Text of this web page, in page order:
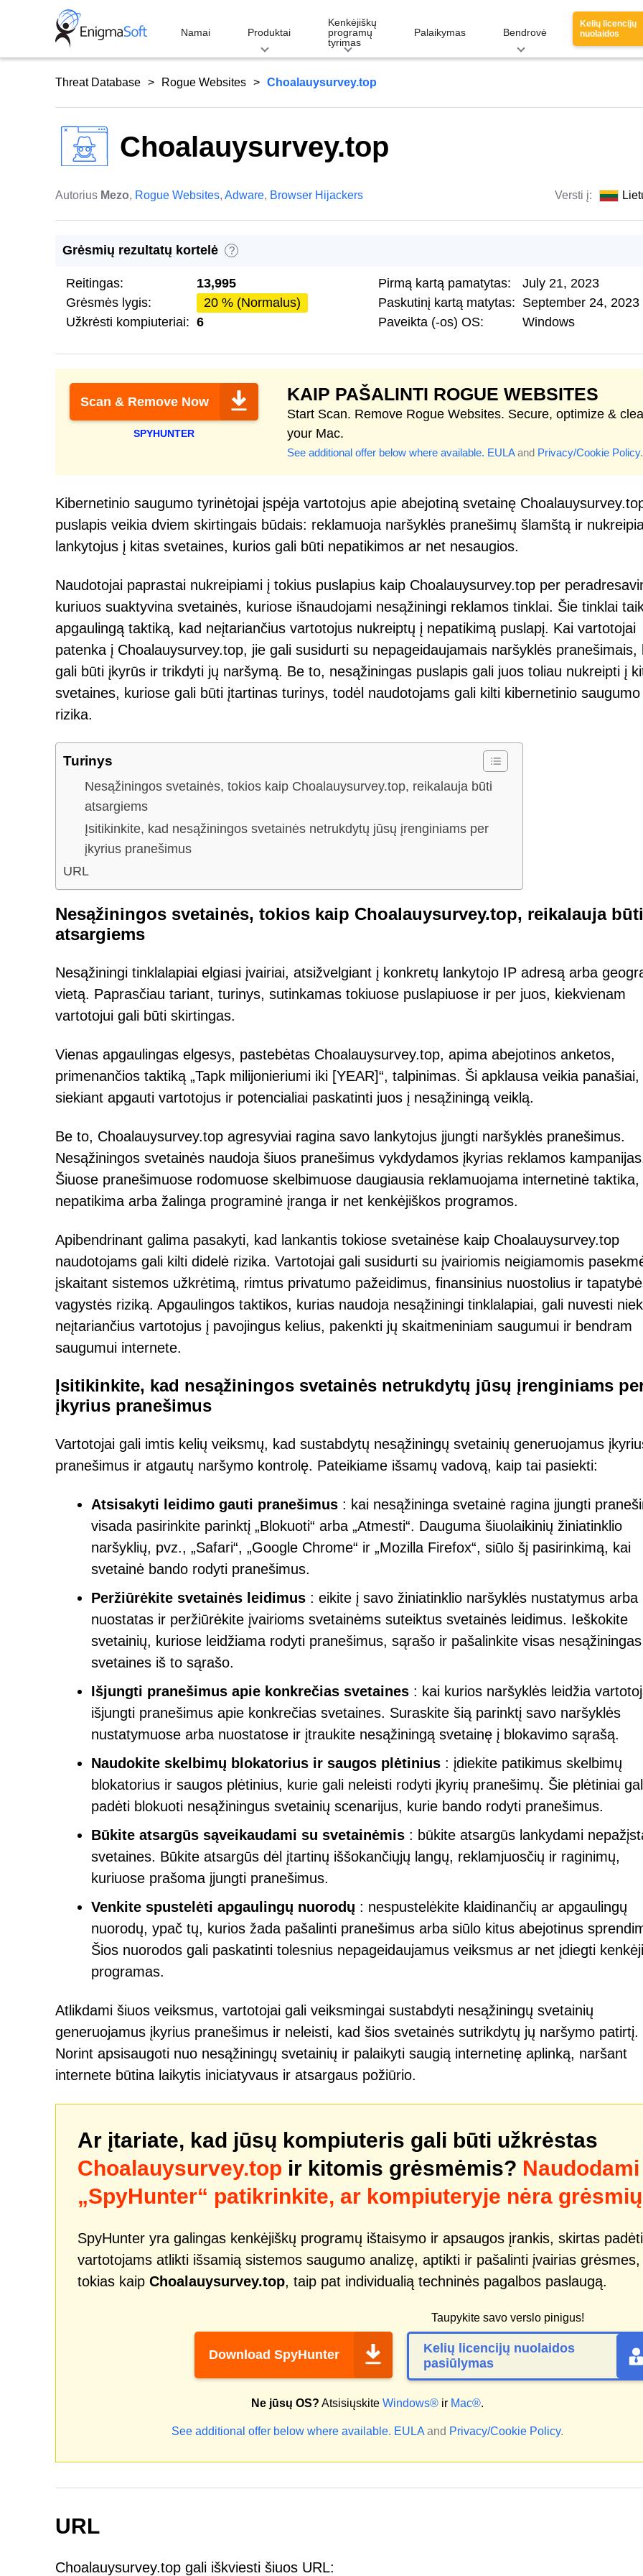
Namai Produktai
Kenkėjiškų
programų
tyrimas
Palaikymas Bendrovė
Kelių licencijų
nuolaidos
Threat Database Rogue Websites Choalauysurvey.top
Choalauysurvey.top
Autorius Mezo, Rogue Websites, Adware, Browser Hijackers Versti į:
Grėsmių rezultatų kortelė ?
Reitingas:
13,995
Grėsmės lygis:
20 % (Normalus)
Užkrėsti kompiuteriai: 6
Pirmą kartą pamatytas:
July 21, 2023
Paskutinį kartą matytas: September 24, 2023
Paveikta (-os) OS:
Windows
Scan & Remove Now
SPYHUNTER
KAIP PAŠALINTI ROGUE WEBSITES
Start Scan. Remove Rogue Websites. Secure, optimize &
your Mac.
See additional offer below where available. EULAand Privacy/Cookie Policy.
Kibernetinio saugumo tyrinėtojai įspėja vartotojus apie abejotiną svetainę
puslapis veikia dviem skirtingais būdais: reklamuoja naršyklės pranešimų šlamštą ir
lankytojus į kitas svetaines, kurios gali būti nepatikimos ar net nesaugios.
Naudotojai paprastai nukreipiami į tokius puslapius kaip Choalauysurvey.top per
kuriuos suaktyvina svetainės, kuriose išnaudojami nesąžiningi reklamos tinklai. Šie tinklai
apgaulingą taktiką, kad neįtariančius vartotojus nukreiptų į nepatikimą puslapį. Kai vartotojai
patenka į Choalauysurvey.top, jie gali susidurti su nepageidaujamais naršyklės pranešimais,
gali būti įkyrūs ir trikdyti jų naršymą. Be to, nesąžiningas puslapis gali juos toliau nukreipti į
svetaines, kuriose gali būti įtartinas turinys, todėl naudotojams gali kilti kibernetinio saugumo
rizika.
Turinys
Nesąžiningos svetainės, tokios kaip Choalauysurvey.top, reikalauja būti
atsargiems
Įsitikinkite, kad nesąžiningos svetainės netrukdytų jūsų įrenginiams per
įkyrius pranešimus
URL
Nesąžiningos svetainės, tokios kaip Choalauysurvey.top, reikalauja būti
atsargiems
Nesąžiningi tinklalapiai elgiasi įvairiai, atsižvelgiant į konkretų lankytojo IP adresą arba
vietą. Paprasčiau tariant, turinys, sutinkamas tokiuose puslapiuose ir per juos, kiekvienam
vartotojui gali būti skirtingas.
Vienas apgaulingas elgesys, pastebėtas Choalauysurvey.top, apima abejotinos anketos,
primenančios taktiką „Tapk milijonieriumi iki [YEAR]“, talpinimas. Ši apklausa veikia panašiai,
siekiant apgauti vartotojus ir potencialiai paskatinti juos į nesąžiningą veiklą.
Be to, Choalauysurvey.top agresyviai ragina savo lankytojus įjungti naršyklės pranešimus.
Nesąžiningos svetainės naudoja šiuos pranešimus vykdydamos įkyrias reklamos
Šiuose pranešimuose rodomuose skelbimuose daugiausia reklamuojama internetinė taktika,
nepatikima arba žalinga programinė įranga ir net kenkėjiškos programos.
Apibendrinant galima pasakyti, kad lankantis tokiose svetainėse kaip Choalauysurvey.top
naudotojams gali kilti didelė rizika. Vartotojai gali susidurti su įvairiomis neigiamomis
įskaitant sistemos užkrėtimą, rimtus privatumo pažeidimus, finansinius nuostolius ir
vagystės riziką. Apgaulingos taktikos, kurias naudoja nesąžiningi tinklalapiai, gali nuvesti
neįtariančius vartotojus į pavojingus kelius, pakenkti jų skaitmeniniam saugumui ir bendram
saugumui internete.
Įsitikinkite, kad nesąžiningos svetainės netrukdytų jūsų įrenginiams
įkyrius pranešimus
Vartotojai gali imtis kelių veiksmų, kad sustabdytų nesąžiningų svetainių generuojamus
pranešimus ir atgautų naršymo kontrolę. Pateikiame išsamų vadovą, kaip tai pasiekti:
Atsisakyti leidimo gauti pranešimus : kai nesąžininga svetainė ragina įjungti
visada pasirinkite parinktį „Blokuoti“ arba „Atmesti“. Dauguma šiuolaikinių žiniatinklio
naršyklių, pvz., „Safari“, „Google Chrome“ ir „Mozilla Firefox“, siūlo šį pasirinkimą, kai
svetainė bando rodyti pranešimus.
Peržiūrėkite svetainės leidimus : eikite į savo žiniatinklio naršyklės nustatymus arba
nuostatas ir peržiūrėkite įvairioms svetainėms suteiktus svetainės leidimus. Ieškokite
svetainių, kuriose leidžiama rodyti pranešimus, sąrašo ir pašalinkite visas nesąžiningas
svetaines iš to sąrašo.
Išjungti pranešimus apie konkrečias svetaines : kai kurios naršyklės leidžia
išjungti pranešimus apie konkrečias svetaines. Suraskite šią parinktį savo naršyklės
nustatymuose arba nuostatose ir įtraukite nesąžiningą svetainę į blokavimo sąrašą.
Naudokite skelbimų blokatorius ir saugos plėtinius : įdiekite patikimus skelbimų
blokatorius ir saugos plėtinius, kurie gali neleisti rodyti įkyrių pranešimų. Šie plėtiniai
padėti blokuoti nesąžiningus svetainių scenarijus, kurie bando rodyti pranešimus.
Būkite atsargūs sąveikaudami su svetainėmis : būkite atsargūs lankydami
svetaines. Būkite atsargūs dėl įtartinų iššokančiųjų langų, reklamjuosčių ir raginimų,
kuriuose prašoma įjungti pranešimus.
Venkite spustelėti apgaulingų nuorodų : nespustelėkite klaidinančių ar apgaulingų
nuorodų, ypač tų, kurios žada pašalinti pranešimus arba siūlo kitus abejotinus
Šios nuorodos gali paskatinti tolesnius nepageidaujamus veiksmus ar net įdiegti
programas.
Atlikdami šiuos veiksmus, vartotojai gali veiksmingai sustabdyti nesąžiningų svetainių
generuojamus įkyrius pranešimus ir neleisti, kad šios svetainės sutrikdytų jų naršymo patirtį.
Norint apsisaugoti nuo nesąžiningų svetainių ir palaikyti saugią internetinę aplinką, naršant
internete būtina laikytis iniciatyvaus ir atsargaus požiūrio.
Ar įtariate, kad jūsų kompiuteris gali būti užkrėstas
Choalauysurvey.top ir kitomis grėsmėmis? Naudodami
„SpyHunter“ patikrinkite, ar kompiuteryje nėra grėsmių
SpyHunter yra galingas kenkėjiškų programų ištaisymo ir apsaugos įrankis, skirtas padėti
vartotojams atlikti išsamią sistemos saugumo analizę, aptikti ir pašalinti įvairias grėsmes,
tokias kaip Choalauysurvey.top, taip pat individualią techninės pagalbos paslaugą.
Download SpyHunter
Taupykite savo verslo pinigus!
Kelių licencijų nuolaidos
pasiūlymas
Ne jūsų OS? Atsisiųskite Windows® ir Mac®.
See additional offer below where available. EULA and Privacy/Cookie Policy.
URL
Choalauysurvey.top gali iškviesti šiuos URL: